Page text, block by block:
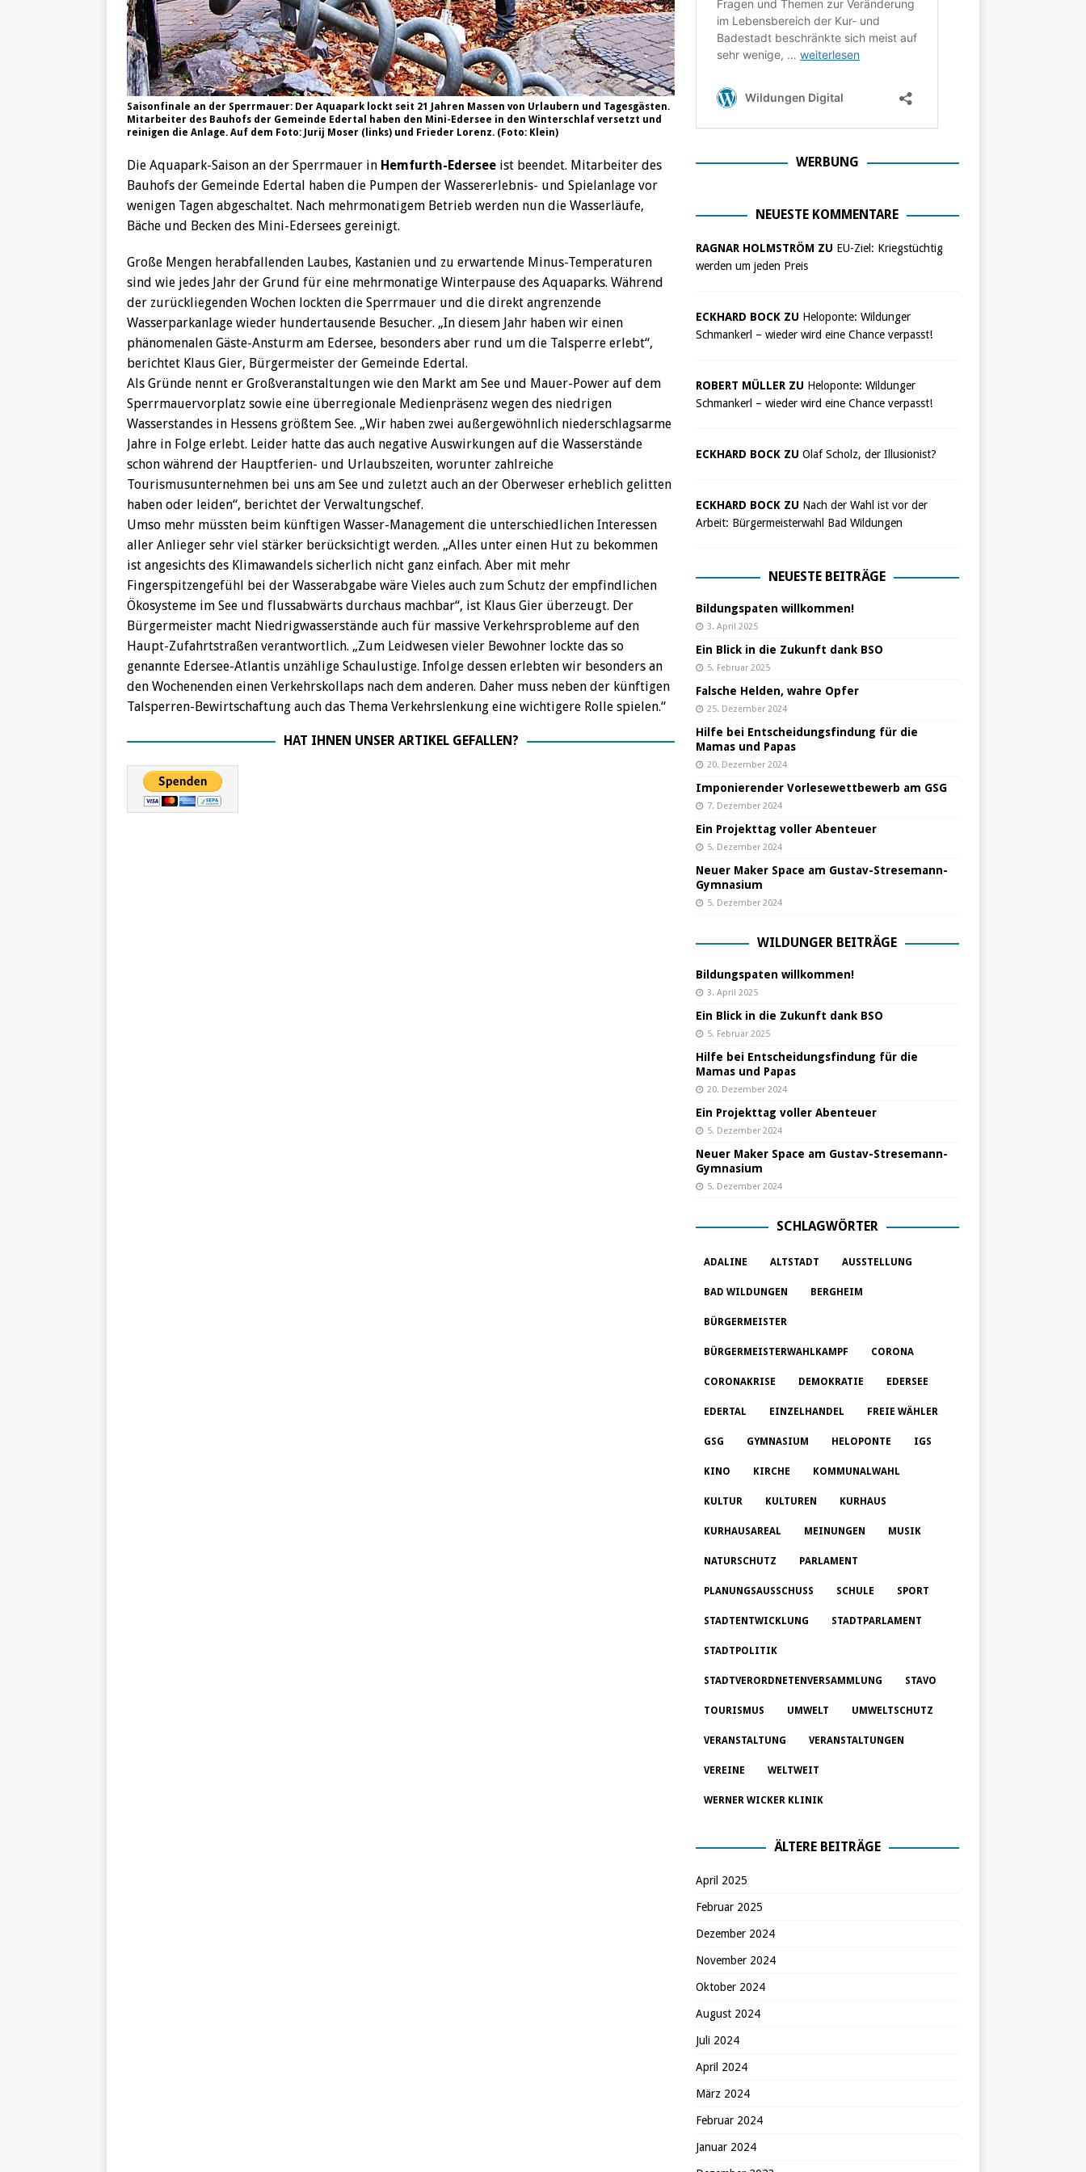
Saisonfinale an der Sperrmauer: Der Aquapark lockt seit 21 Jahren Massen von Urlaubern und Tagesgästen.
Mitarbeiter des Bauhofs der Gemeinde Edertal haben den Mini-Edersee in den Winterschlaf versetzt und
reinigen die Anlage. Auf dem Foto: Jurij Moser (links) und Frieder Lorenz. (Foto: Klein)
Die Aquapark-Saison an der Sperrmauer in Hemfurth-Edersee ist beendet. Mitarbeiter des
Bauhofs der Gemeinde Edertal haben die Pumpen der Wassererlebnis- und Spielanlage vor
wenigen Tagen abgeschaltet. Nach mehrmonatigem Betrieb werden nun die Wasserläufe,
Bäche und Becken des Mini-Edersees gereinigt.
Große Mengen herabfallenden Laubes, Kastanien und zu erwartende Minus-Temperaturen
sind wie jedes Jahr der Grund für eine mehrmonatige Winterpause des Aquaparks. Während
der zurückliegenden Wochen lockten die Sperrmauer und die direkt angrenzende
Wasserparkanlage wieder hundertausende Besucher. „In diesem Jahr haben wir einen
phänomenalen Gäste-Ansturm am Edersee, besonders aber rund um die Talsperre erlebt“,
berichtet Klaus Gier, Bürgermeister der Gemeinde Edertal.
Als Gründe nennt er Großveranstaltungen wie den Markt am See und Mauer-Power auf dem
Sperrmauervorplatz sowie eine überregionale Medienpräsenz wegen des niedrigen
Wasserstandes in Hessens größtem See. „Wir haben zwei außergewöhnlich niederschlagsarme
Jahre in Folge erlebt. Leider hatte das auch negative Auswirkungen auf die Wasserstände
schon während der Hauptferien- und Urlaubszeiten, worunter zahlreiche
Tourismusunternehmen bei uns am See und zuletzt auch an der Oberweser erheblich gelitten
haben oder leiden“, berichtet der Verwaltungschef.
Umso mehr müssten beim künftigen Wasser-Management die unterschiedlichen Interessen
aller Anlieger sehr viel stärker berücksichtigt werden. „Alles unter einen Hut zu bekommen
ist angesichts des Klimawandels sicherlich nicht ganz einfach. Aber mit mehr
Fingerspitzengefühl bei der Wasserabgabe wäre Vieles auch zum Schutz der empfindlichen
Ökosysteme im See und flussabwärts durchaus machbar“, ist Klaus Gier überzeugt. Der
Bürgermeister macht Niedrigwasserstände auch für massive Verkehrsprobleme auf den
Haupt-Zufahrtstraßen verantwortlich. „Zum Leidwesen vieler Bewohner lockte das so
genannte Edersee-Atlantis unzählige Schaulustige. Infolge dessen erlebten wir besonders an
den Wochenenden einen Verkehrskollaps nach dem anderen. Daher muss neben der künftigen
Talsperren-Bewirtschaftung auch das Thema Verkehrslenkung eine wichtigere Rolle spielen.“
HAT IHNEN UNSER ARTIKEL GEFALLEN?
WERBUNG
NEUESTE KOMMENTARE
RAGNAR HOLMSTRÖM ZU EU-Ziel: Kriegstüchtig
werden um jeden Preis
ECKHARD BOCK ZU Heloponte: Wildunger
Schmankerl – wieder wird eine Chance verpasst!
ROBERT MÜLLER ZU Heloponte: Wildunger
Schmankerl – wieder wird eine Chance verpasst!
ECKHARD BOCK ZU Olaf Scholz, der Illusionist?
ECKHARD BOCK ZU Nach der Wahl ist vor der
Arbeit: Bürgermeisterwahl Bad Wildungen
NEUESTE BEITRÄGE
Bildungspaten willkommen!
3. April 2025
Ein Blick in die Zukunft dank BSO
5. Februar 2025
Falsche Helden, wahre Opfer
25. Dezember 2024
Hilfe bei Entscheidungsfindung für die
Mamas und Papas
20. Dezember 2024
Imponierender Vorlesewettbewerb am GSG
7. Dezember 2024
Ein Projekttag voller Abenteuer
5. Dezember 2024
Neuer Maker Space am Gustav-Stresemann-
Gymnasium
5. Dezember 2024
WILDUNGER BEITRÄGE
Bildungspaten willkommen!
3. April 2025
Ein Blick in die Zukunft dank BSO
5. Februar 2025
Hilfe bei Entscheidungsfindung für die
Mamas und Papas
20. Dezember 2024
Ein Projekttag voller Abenteuer
5. Dezember 2024
Neuer Maker Space am Gustav-Stresemann-
Gymnasium
5. Dezember 2024
SCHLAGWÖRTER
ADALINE ALTSTADT AUSSTELLUNG
BAD WILDUNGEN BERGHEIM
BÜRGERMEISTER
BÜRGERMEISTERWAHLKAMPF CORONA
CORONAKRISE DEMOKRATIE EDERSEE
EDERTAL EINZELHANDEL FREIE WÄHLER
GSG GYMNASIUM HELOPONTE IGS
KINO KIRCHE KOMMUNALWAHL
KULTUR KULTUREN KURHAUS
KURHAUSAREAL MEINUNGEN MUSIK
NATURSCHUTZ PARLAMENT
PLANUNGSAUSSCHUSS SCHULE SPORT
STADTENTWICKLUNG STADTPARLAMENT
STADTPOLITIK
STADTVERORDNETENVERSAMMLUNG STAVO
TOURISMUS UMWELT UMWELTSCHUTZ
VERANSTALTUNG VERANSTALTUNGEN
VEREINE WELTWEIT
WERNER WICKER KLINIK
ÄLTERE BEITRÄGE
April 2025
Februar 2025
Dezember 2024
November 2024
Oktober 2024
August 2024
Juli 2024
April 2024
März 2024
Februar 2024
Januar 2024